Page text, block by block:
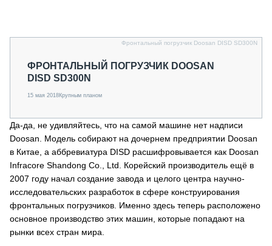
Фронтальный погрузчик Doosan DISD SD300N
ФРОНТАЛЬНЫЙ ПОГРУЗЧИК DOOSAN
DISD SD300N
15 мая 2018Крупным планом
Да-да, не удивляйтесь, что на самой машине нет надписи
Doosan. Модель собирают на дочернем предприятии Doosan
в Китае, а аббревиатура DISD расшифровывается как Doosan
Infracore Shandong Co., Ltd. Корейский производитель ещё в
2007 году начал создание завода и целого центра научно-
исследовательских разработок в сфере конструирования
фронтальных погрузчиков. Именно здесь теперь расположено
основное производство этих машин, которые попадают на
рынки всех стран мира.